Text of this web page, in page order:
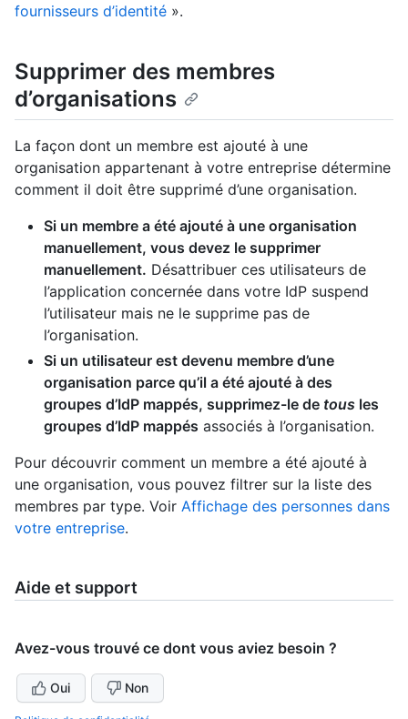
fournisseurs d’identité ».
Supprimer des membres
d’organisations
La façon dont un membre est ajouté à une
organisation appartenant à votre entreprise détermine
comment il doit être supprimé d’une organisation.
Si un membre a été ajouté à une organisation
manuellement, vous devez le supprimer
manuellement. Désattribuer ces utilisateurs de
l’application concernée dans votre IdP suspend
l’utilisateur mais ne le supprime pas de
l’organisation.
Si un utilisateur est devenu membre d’une
organisation parce qu’il a été ajouté à des
groupes d’IdP mappés, supprimez-le de tous les
groupes d’IdP mappés associés à l’organisation.
Pour découvrir comment un membre a été ajouté à
une organisation, vous pouvez filtrer sur la liste des
membres par type. Voir Affichage des personnes dans
votre entreprise.
Aide et support
Avez-vous trouvé ce dont vous aviez besoin ?
Oui Non